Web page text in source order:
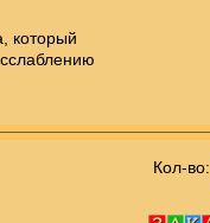
который
Кол-во: